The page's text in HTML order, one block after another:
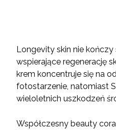
Longevity skin nie
wspierające regenerację
krem koncentruje się na
fotostarzenie, natomiast
wieloletnich uszkodzeń
Współczesny beauty